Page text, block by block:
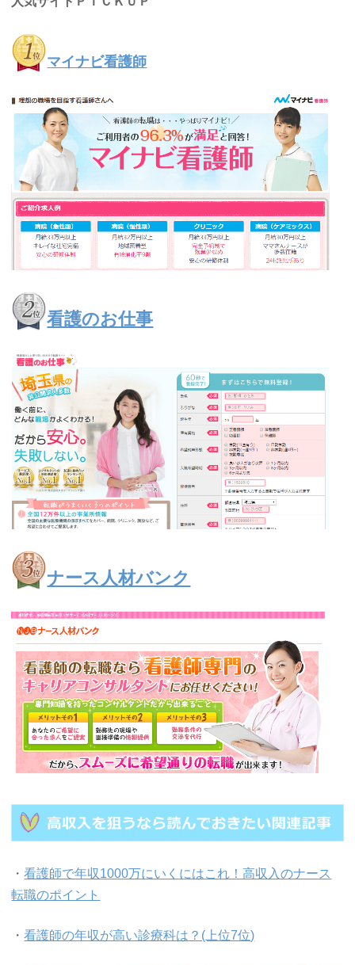
マイナビ看護師
看護のお仕事
ナース人材バンク
・看護師で年収1000万にいくにはこれ！高収入のナース
転職のポイント
・看護師の年収が高い診療科は？(上位7位)